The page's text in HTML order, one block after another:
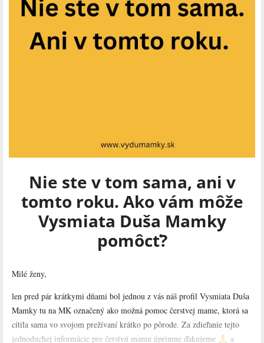
Nie ste v tom sama, ani v
tomto roku. Ako vám môže
Vysmiata Duša Mamky
pomôcť?
Milé ženy,
len pred pár krátkymi dňami bol jednou z vás náš profil Vysmiata Duša
Mamky tu na MK označený ako možná pomoc čerstvej mame, ktorá sa
cítila sama vo svojom prežívaní krátko po pôrode. Za zdieľanie tejto
jednoduchej informácie pre čerstvú mamu úprimne ďakujeme
a